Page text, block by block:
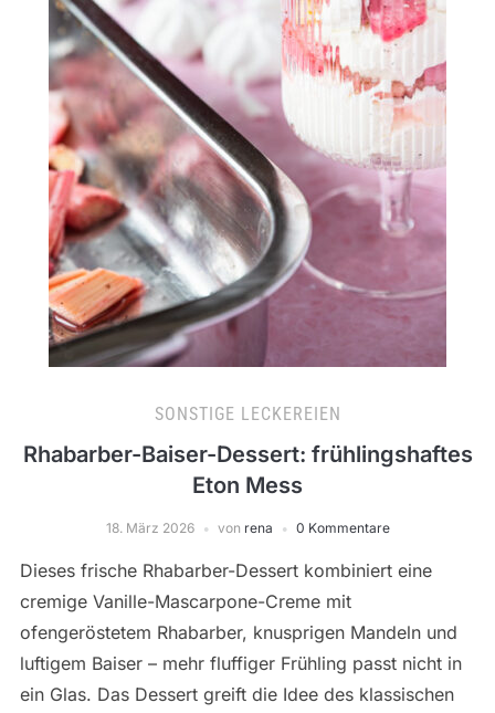
SONSTIGE LECKEREIEN
Rhabarber-Baiser-Dessert: frühlingshaftes
Eton Mess
18. März 2026 von rena 0 Kommentare
Dieses frische Rhabarber-Dessert kombiniert eine
cremige Vanille-Mascarpone-Creme mit
ofengeröstetem Rhabarber, knusprigen Mandeln und
luftigem Baiser – mehr fluffiger Frühling passt nicht in
ein Glas. Das Dessert greift die Idee des klassischen